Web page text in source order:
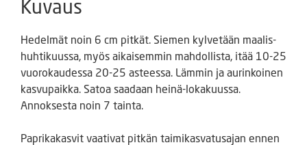
Kuvaus
Hedelmät noin 6 cm pitkät. Siemen kylvetään maalis-
huhtikuussa, myös aikaisemmin mahdollista, itää 10-25
vuorokaudessa 20-25 asteessa. Lämmin ja aurinkoinen
kasvupaikka. Satoa saadaan heinä-lokakuussa.
Annoksesta noin 7 tainta.
Paprikakasvit vaativat pitkän taimikasvatusajan ennen